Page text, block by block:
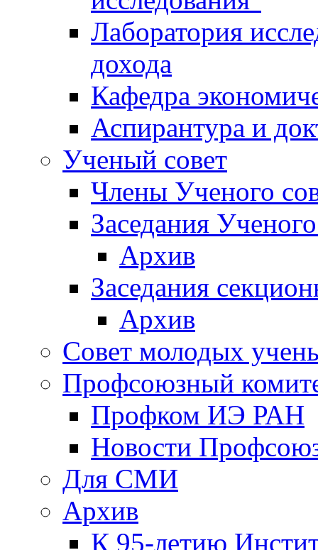
Лаборатория
дохода
Кафедра
Аспирантура и
Ученый совет
Члены Ученого
Заседания
Архив
Заседания
Архив
Совет молодых
Профсоюзный
Профком ИЭ РАН
Новости
Для СМИ
Архив
К 95-летию